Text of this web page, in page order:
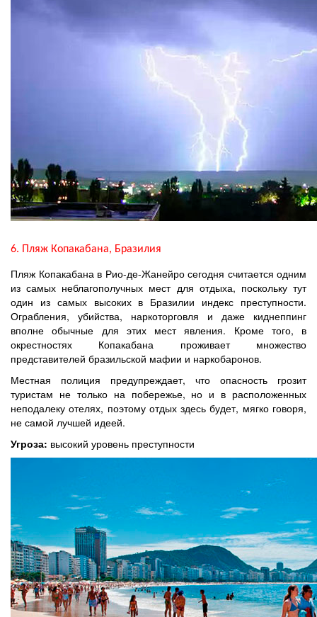
6. Пляж Копакабана, Бразилия
Пляж Копакабана в Рио-де-Жанейро сегодня считается одним
из самых неблагополучных мест для отдыха, поскольку тут
один из самых высоких в Бразилии индекс преступности.
Ограбления, убийства, наркоторговля и даже киднеппинг
вполне обычные для этих мест явления. Кроме того, в
окрестностях Копакабана проживает множество
представителей бразильской мафии и наркобаронов.
Местная полиция предупреждает, что опасность грозит
туристам не только на побережье, но и в расположенных
неподалеку отелях, поэтому отдых здесь будет, мягко говоря,
не самой лучшей идеей.
Угроза: высокий уровень преступности